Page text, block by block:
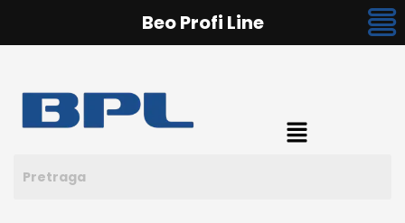
Beo Profi Line